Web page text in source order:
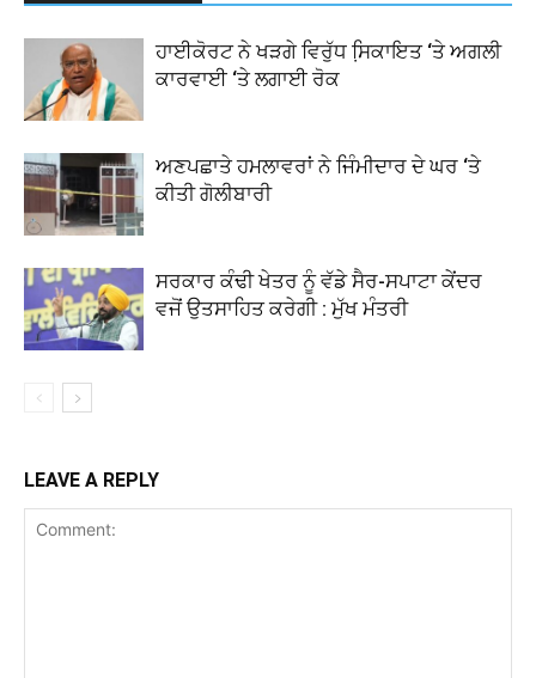
ਹਾਈਕੋਰਟ ਨੇ ਖੜਗੇ ਵਿਰੁੱਧ ਸਿ਼ਕਾਇਤ ‘ਤੇ ਅਗਲੀ
ਕਾਰਵਾਈ ‘ਤੇ ਲਗਾਈ ਰੋਕ
ਅਣਪਛਾਤੇ ਹਮਲਾਵਰਾਂ ਨੇ ਜਿੰਮੀਦਾਰ ਦੇ ਘਰ ‘ਤੇ
ਕੀਤੀ ਗੋਲੀਬਾਰੀ
ਸਰਕਾਰ ਕੰਢੀ ਖੇਤਰ ਨੂੰ ਵੱਡੇ ਸੈਰ-ਸਪਾਟਾ ਕੇਂਦਰ
ਵਜੋਂ ਉਤਸਾਹਿਤ ਕਰੇਗੀ : ਮੁੱਖ ਮੰਤਰੀ
LEAVE A REPLY